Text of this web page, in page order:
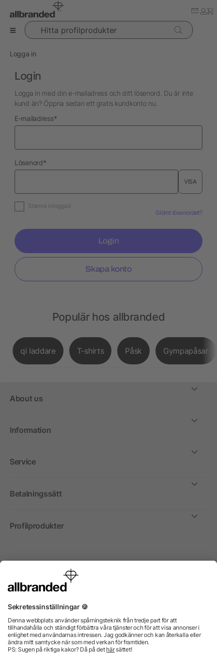
Hitta profilprodukter
Logga in
Login
Logga in med din e-mailadress och ditt lösenord. Du är inte
kund än? Öppna sedan ett gratis kundkonto nu.
E-mailadressnödvändig
*
Lösenordnödvändig
*
VISA
Stanna inloggad
Glömt lösenordet?
Login
Skapa konto
Populär hos allbranded
qi laddare T-shirts Påsk Gympapåsar
About us
Information
Service
Betalningssätt
Profilprodukter
Internationellt